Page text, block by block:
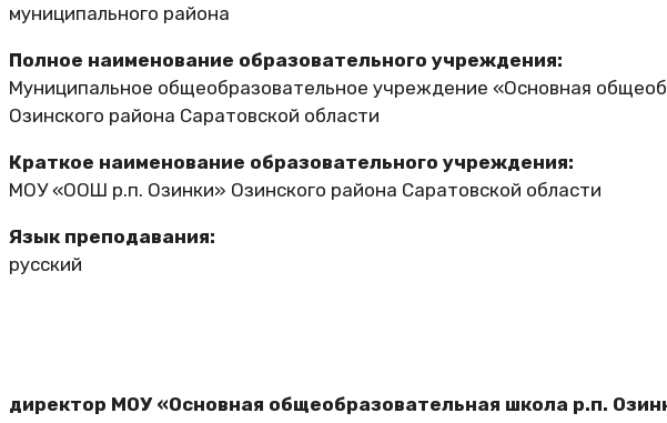
муниципального района
Полное наименование образовательного учреждения:
Муниципальное общеобразовательное учреждение «Основная
Озинского района Саратовской области
Краткое наименование образовательного учреждения:
МОУ «ООШ р.п. Озинки» Озинского района Саратовской области
Язык преподавания:
русский
директор МОУ «Основная общеобразовательная школа р.п.